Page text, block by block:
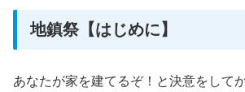
地鎮祭【はじめに】
あなたが家を建てるぞ！と決意をして